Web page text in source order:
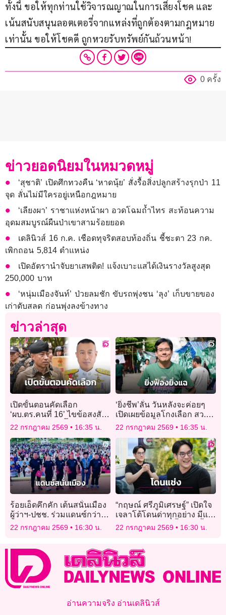
ทั้งนี้ ขอให้ทุกท่านใช้วิจารณญาณในการเสี่ยงโชค และ
เน้นสนับสนุนลอตเตอรี่จากแหล่งที่ถูกต้องตามกฎหมาย
เท่านั้น ขอให้โชคดี ถูกหวยรับทรัพย์กันถ้วนหน้า!
0 ครั้ง
ข่าวยอดนิยมในหมวดหมู่
‘สุชาติ’ เปิดศึกทวงคืน ‘หาดนุ้ย’ สั่งรื้อสิ่งปลูกสร้างรุกป่า 11
จุด ลั่นไม่มีใครอยู่เหนือกฎหมาย
‘เลียงผา’ ราชาแห่งหน้าผา อวดโฉมถ้ำไทร สะท้อนความ
อุดมสมบูรณ์ผืนป่าเขาสามร้อยยอด
เดลินิวส์ 16 ก.ค. เชือดทุจริตสอบท้องถิ่น ชี้ชะตา 23 กค.
เพิกถอน 5,814 ตำแหน่ง
เปิดอัตรานำจับยาเสพติด! แจ้งเบาะแสได้เงินรางวัลสูงสุด
250,000 บาท
‘หนุ่มเมืองจันท์’ ป่วยลมชัก ขับรถพุ่งชน ‘ลุง’ เก็บขายของ
เก่าดับสลด ก่อนพุ่งลงข้างทาง
ข่าวล่าสุด
เปิดขั้นตอนคัดเลือก
‘ผบ.ตร.คนที่ 16’ ไขข้อสงสัย
มติ 12-0 เคาะ ‘บิ๊กราญ’ นั่ง
ผู้นำสีกากี
22 กรกฎาคม 2569 16:35 น.
‘ยิ่งชีพ’ลั่น วันหลังจะค่อยๆ
เปิดเผยข้อมูลโกงเลือก สว.อีก
ถ้าโดนฟ้องยิ่งนำเสนอพยาน
หลักฐานเพิ่มขึ้น
22 กรกฎาคม 2569 16:35 น.
ร้อยเอ็ดคึกคัก เต้นสนั่นเมือง
ผู้ว่าฯ-ปชช. ร่วมแดนซ์กว่า 2
พันคน
22 กรกฎาคม 2569 16:30 น.
“กฤษณ์ ศรีภูมิเศรษฐ์” เปิดใจ
เจลาโต้โดนด่าทุกอย่าง มีแต่
แช่งให้เจ๊ง พร้อมย้ำตอนนี้
โสดมาก!
22 กรกฎาคม 2569 16:30 น.
อ่านความจริง อ่านเดลินิวส์